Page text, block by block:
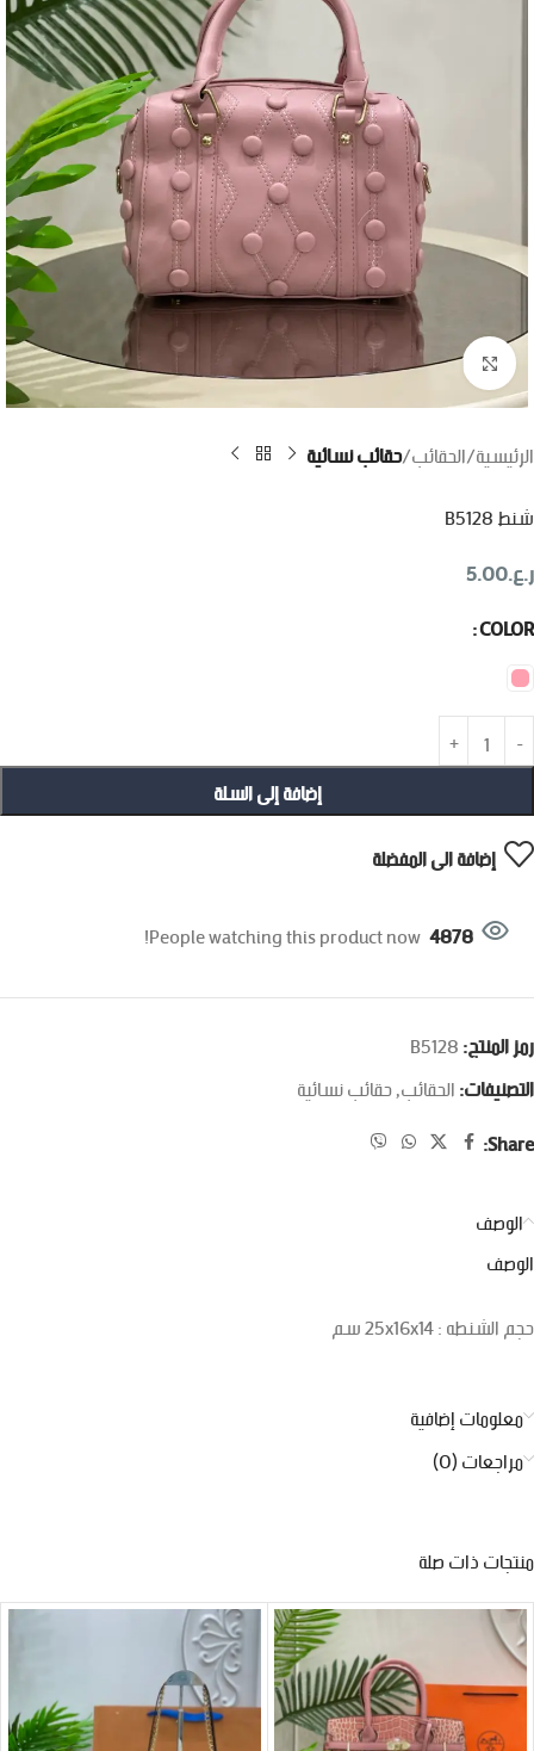
اضغط للتكبير
الرئيسية الحقائب حقائب نسائية
شنط B5128
ر.ع.5.00
COLOR
إضافة إلى السلة
إضافة الى المفضلة
4878
People watching this product now!
رمز المنتج:
التصنيفات:الحقائب,حقائب نسائية
Share:
الوصف
الوصف
حجم الشنطه : 25x16x14 سم
معلومات إضافية
مراجعات (0)
منتجات ذات صلة